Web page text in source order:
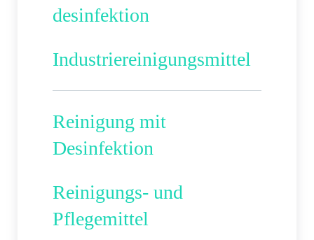
desinfektion
Industriereinigungsmittel
Reinigung mit
Desinfektion
Reinigungs- und
Pflegemittel